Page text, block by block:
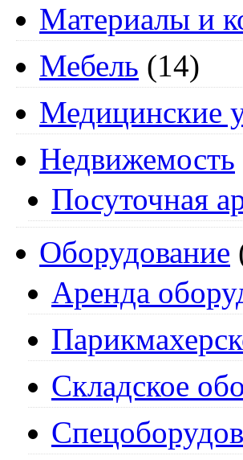
Материалы и
Мебель (14)
Медицинские
Недвижемость
Посуточная
Оборудование
Аренда
Складское